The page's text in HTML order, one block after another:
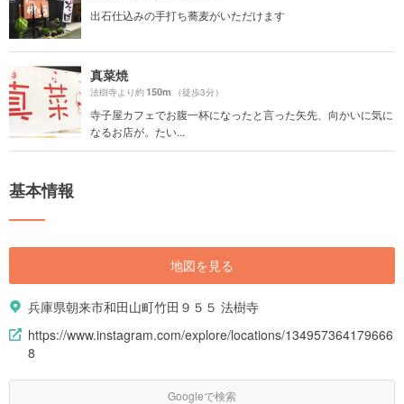
出石仕込みの手打ち蕎麦がいただけます
真菜焼
法樹寺より約150m （徒歩3分）
寺子屋カフェでお腹一杯になったと言った矢先、向かいに気に
なるお店が。たい...
基本情報
地図を見る
兵庫県朝来市和田山町竹田９５５ 法樹寺
https://www.instagram.com/explore/locations/134957364179666
8
Googleで検索